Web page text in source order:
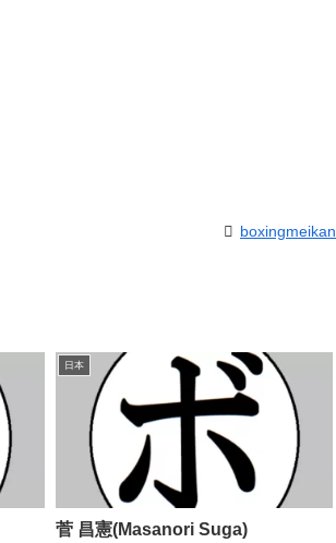
boxingmeikan
日本
菅 昌憲(Masanori Suga)